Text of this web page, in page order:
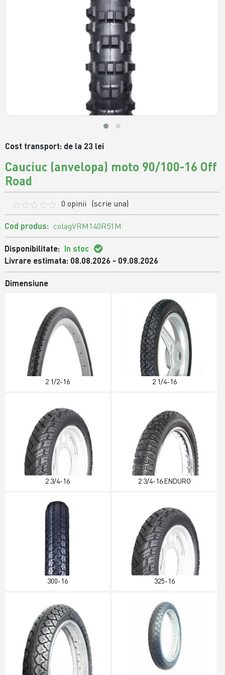
Cost transport: de la 23 lei
Cauciuc (anvelopa) moto 90/100-16 Off
Road
0 opinii (scrie una)
Cod produs: colagVRM140R51M
Disponibilitate: In stoc
Livrare estimata: 08.08.2026 - 09.08.2026
Dimensiune
2 1/2-16 2 1/4-16
2 3/4-16 2 3/4-16 ENDURO
300-16 325-16